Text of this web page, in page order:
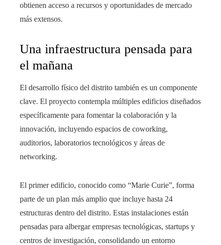
obtienen acceso a recursos y oportunidades de mercado
más extensos.
Una infraestructura pensada para
el mañana
El desarrollo físico del distrito también es un componente
clave. El proyecto contempla múltiples edificios diseñados
específicamente para fomentar la colaboración y la
innovación, incluyendo espacios de coworking,
auditorios, laboratorios tecnológicos y áreas de
networking.
El primer edificio, conocido como “Marie Curie”, forma
parte de un plan más amplio que incluye hasta 24
estructuras dentro del distrito. Estas instalaciones están
pensadas para albergar empresas tecnológicas, startups y
centros de investigación, consolidando un entorno